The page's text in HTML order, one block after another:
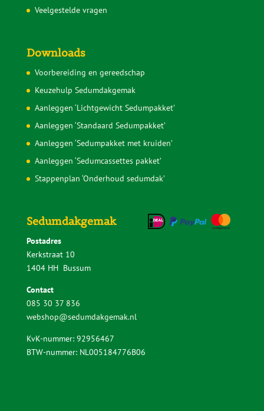
Veelgestelde vragen
Downloads
Voorbereiding en gereedschap
Keuzehulp Sedumdakgemak
Aanleggen ‘Lichtgewicht Sedumpakket’
Aanleggen ‘Standaard Sedumpakket’
Aanleggen ‘Sedumpakket met kruiden’
Aanleggen ‘Sedumcassettes pakket’
Stappenplan ‘Onderhoud sedumdak’
Sedumdakgemak
Postadres
Kerkstraat 10
1404 HH Bussum
Contact
085 30 37 836
webshop@sedumdakgemak.nl
KvK-nummer: 92956467
BTW-nummer: NL005184776B06